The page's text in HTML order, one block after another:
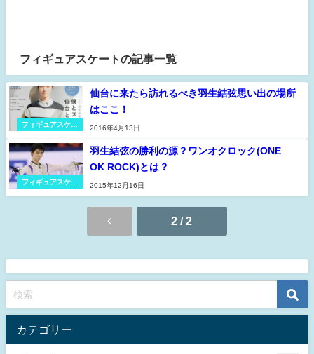
フィギュアスケートの記事一覧
フィギュアスケー
仙台に来たら訪れるべき羽生結弦思い出の場所
はここ！
2016年4月13日
フィギュアスケー
羽生結弦の勝利の源？ワンオクロック(ONE
OK ROCK)とは？
2015年12月16日
2 / 2
カテゴリー